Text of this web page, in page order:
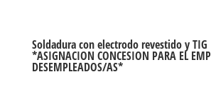
Soldadura con electrodo revestido y TIG
*ASIGNACION CONCESION PARA EL
DESEMPLEADOS/AS*